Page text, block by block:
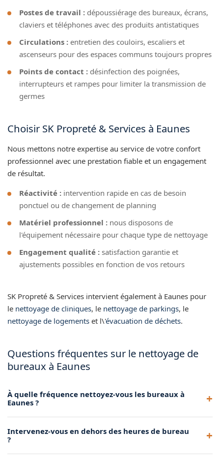
Postes de travail : dépoussiérage des bureaux, écrans,
claviers et téléphones avec des produits antistatiques
Circulations : entretien des couloirs, escaliers et
ascenseurs pour des espaces communs toujours propres
Points de contact : désinfection des poignées,
interrupteurs et rampes pour limiter la transmission de
germes
Choisir SK Propreté & Services à Eaunes
Nous mettons notre expertise au service de votre confort
professionnel avec une prestation fiable et un engagement
de résultat.
Réactivité : intervention rapide en cas de besoin
ponctuel ou de changement de planning
Matériel professionnel : nous disposons de
l'équipement nécessaire pour chaque type de nettoyage
Engagement qualité : satisfaction garantie et
ajustements possibles en fonction de vos retours
SK Propreté & Services intervient également à Eaunes pour
le nettoyage de cliniques, le nettoyage de parkings, le
nettoyage de logements et l\'évacuation de déchets.
Questions fréquentes sur le nettoyage de
bureaux à Eaunes
À quelle fréquence nettoyez-vous les bureaux à
Eaunes ?
hebdomadaires ou mensuelles selon vos besoins. La
Intervenez-vous en dehors des heures de bureau
?